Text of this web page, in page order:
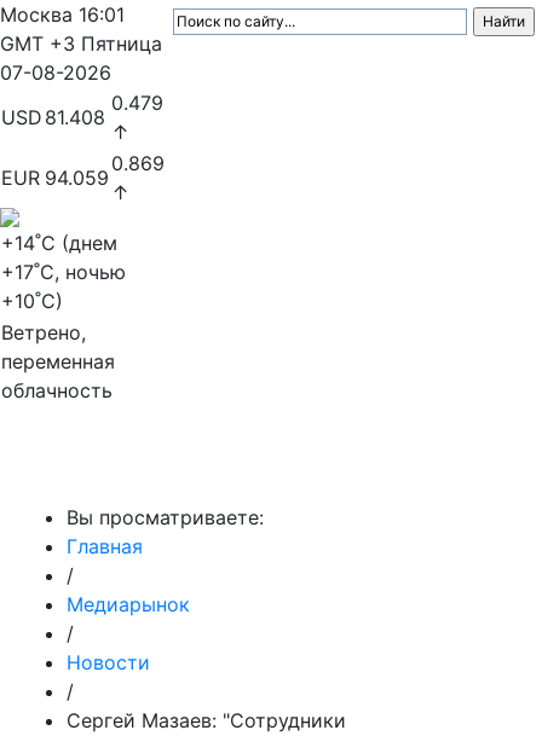
Москва 16:01
GMT +3 Пятница
07-08-2026
USD 81.408
0.479
↑
EUR 94.059
0.869
↑
+14˚C (днем
+17˚C, ночью
+10˚C)
Ветрено,
переменная
облачность
Вы просматриваете:
Главная
/
Медиарынок
/
Новости
/
Сергей Мазаев: "Сотрудники